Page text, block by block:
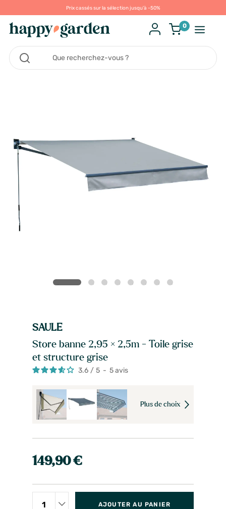
Prix cassés sur la sélection jusqu'à -50%
0
SAULE
Store banne 2,95 × 2,5m - Toile grise
et structure grise
3.6 / 5 - 5avis
Plus de choix
149,90 €
AJOUTER AU PANIER